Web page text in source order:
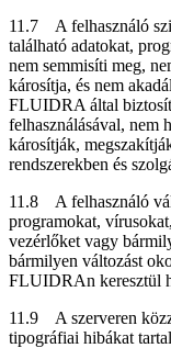
11.7 A felhasználó
található adatokat,
nem semmisíti meg,
károsítja, és nem
FLUIDRA által
felhasználásával, nem
károsítják,
rendszerekben és
11.8 A felhasználó
programokat,
vezérlőket vagy
bármilyen változást
FLUIDRAn keresztül
11.9 A szerveren
tipográfiai hibákat